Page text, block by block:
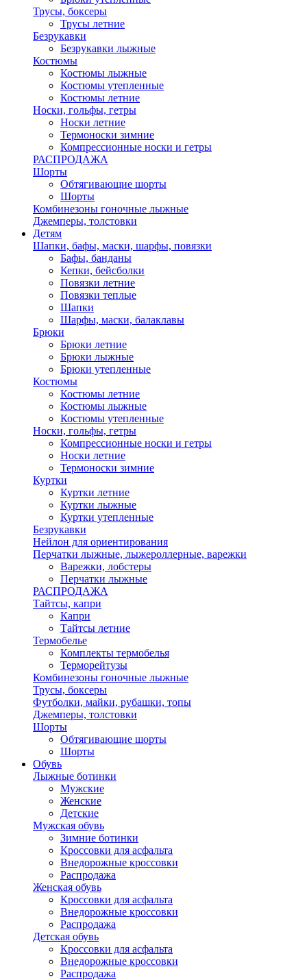
Трусы, боксеры
Трусы летние
Безрукавки
Безрукавки лыжные
Костюмы
Костюмы лыжные
Костюмы утепленные
Костюмы летние
Носки, гольфы, гетры
Носки летние
Термоноски зимние
Компрессионные носки и гетры
РАСПРОДАЖА
Шорты
Обтягивающие шорты
Шорты
Комбинезоны гоночные лыжные
Джемперы, толстовки
Детям
Шапки, бафы, маски, шарфы, повязки
Бафы, банданы
Кепки, бейсболки
Повязки летние
Повязки теплые
Шапки
Шарфы, маски, балаклавы
Брюки
Брюки летние
Брюки лыжные
Брюки утепленные
Костюмы
Костюмы летние
Костюмы лыжные
Костюмы утепленные
Носки, гольфы, гетры
Компрессионные носки и гетры
Носки летние
Термоноски зимние
Куртки
Куртки летние
Куртки лыжные
Куртки утепленные
Безрукавки
Нейлон для ориентирования
Перчатки лыжные, лыжероллерные, варежки
Варежки, лобстеры
Перчатки лыжные
РАСПРОДАЖА
Тайтсы, капри
Капри
Тайтсы летние
Термобелье
Комплекты термобелья
Терморейтузы
Комбинезоны гоночные лыжные
Трусы, боксеры
Футболки, майки, рубашки, топы
Джемперы, толстовки
Шорты
Обтягивающие шорты
Шорты
Обувь
Лыжные ботинки
Мужские
Женские
Детские
Мужская обувь
Зимние ботинки
Кроссовки для асфальта
Внедорожные кроссовки
Распродажа
Женская обувь
Кроссовки для асфальта
Внедорожные кроссовки
Распродажа
Детская обувь
Кроссовки для асфальта
Внедорожные кроссовки
Распродажа